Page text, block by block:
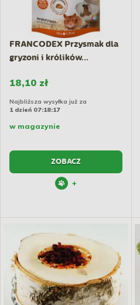
FRANCODEX Przysmak dla
gryzoni i królików...
18,10 zł
Najbliższa wysyłka już za
1 dzień 07:18:17
w magazynie
ZOBACZ
+